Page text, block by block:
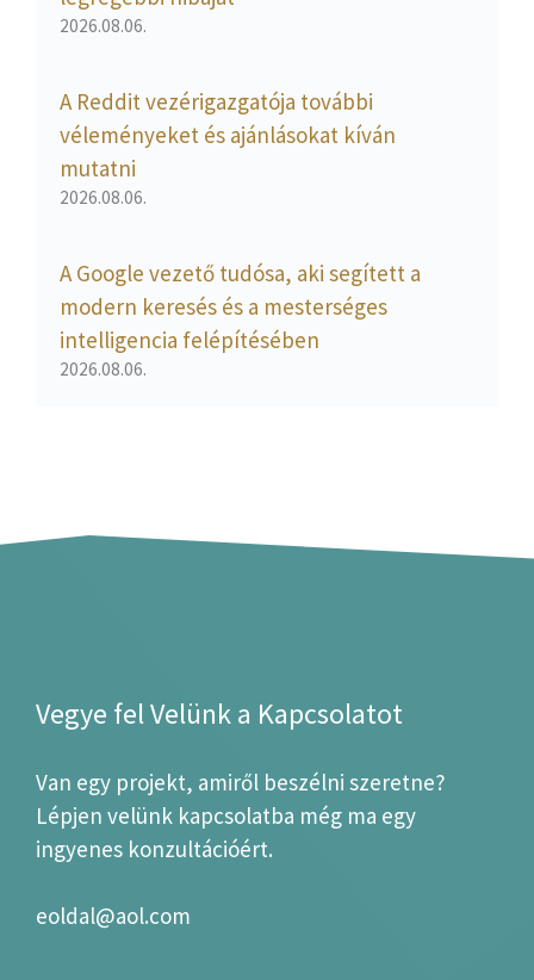
2026.08.06.
A Reddit vezérigazgatója további
véleményeket és ajánlásokat kíván
mutatni
2026.08.06.
A Google vezető tudósa, aki segített a
modern keresés és a mesterséges
intelligencia felépítésében
2026.08.06.
Vegye fel Velünk a Kapcsolatot
Van egy projekt, amiről beszélni szeretne?
Lépjen velünk kapcsolatba még ma egy
ingyenes konzultációért.
eoldal@aol.com